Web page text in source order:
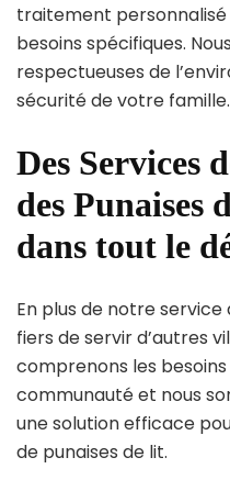
traitement
besoins spécifiques.
respectueuses de
sécurité de votre famille.
Des Services
des Punaises
dans tout le
En plus de notre
fiers de servir d’autres
comprenons les
communauté et nous
une solution efficace
de punaises de lit.